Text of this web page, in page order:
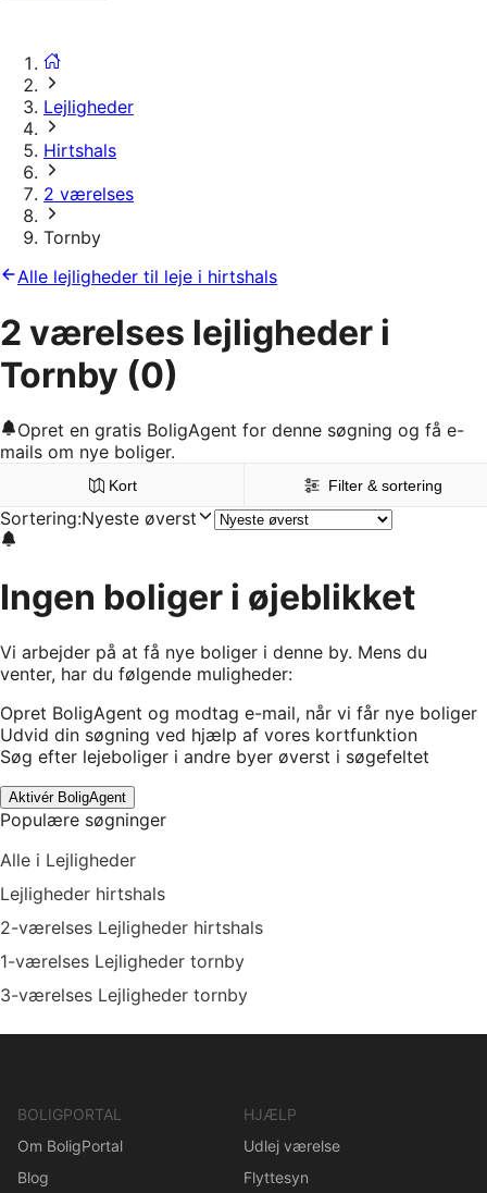
Lejligheder
Hirtshals
2 værelses
Tornby
Alle lejligheder til leje i hirtshals
2 værelses lejligheder i
Tornby (0)
Opret en gratis BoligAgent for denne søgning og få e-
mails om nye boliger.
Kort Filter & sortering
Sortering:Nyeste øverst
Ingen boliger i øjeblikket
Vi arbejder på at få nye boliger i denne by. Mens du
venter, har du følgende muligheder:
Opret BoligAgent og modtag e-mail, når vi får nye boliger
Udvid din søgning ved hjælp af vores kortfunktion
Søg efter lejeboliger i andre byer øverst i søgefeltet
Aktivér BoligAgent
Populære søgninger
Alle i Lejligheder
Lejligheder hirtshals
2-værelses Lejligheder hirtshals
1-værelses Lejligheder tornby
3-værelses Lejligheder tornby
BOLIGPORTAL
Om BoligPortal
Blog
HJÆLP
Udlej værelse
Flyttesyn